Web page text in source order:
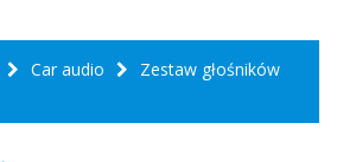
Car audio
Zestaw głośników